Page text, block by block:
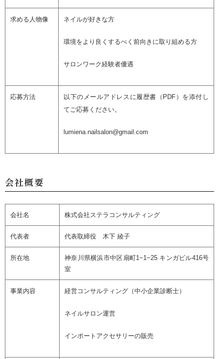
求める人物像 ネイルが好きな方
環境をより良くするべく前向きに取り組める方
サロンワーク経験者優遇
応募方法
以下のメールアドレスに履歴書（PDF）を添付し
てご応募ください。
lumiena.nailsalon@gmail.com
会社概要
会社名 株式会社ステラコンサルティング
代表者 代表取締役 木下 綾子
所在地
神奈川県横浜市中区扇町1−1−25 キンガビル416号
室
事業内容 経営コンサルティング（中小企業診断士）
ネイルサロン運営
インポートアクセサリーの販売